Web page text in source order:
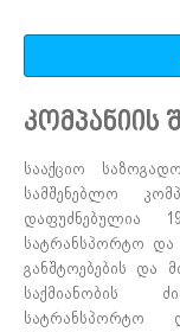
კომპანიის
სააქციო
სამშენებლო
დაფუძნებულია
სატრანსპორტო და
განშტოებების და
საქმიანობის
სატრანსპორტო